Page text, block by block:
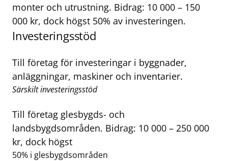
monter och utrustning. Bidrag: 10 000 – 150
000 kr, dock högst 50% av investeringen.
Investeringsstöd
Till företag för investeringar i byggnader,
anläggningar, maskiner och inventarier.
Särskilt investeringsstöd
Till företag glesbygds- och
landsbygdsområden. Bidrag: 10 000 – 250 000
kr, dock högst
50% i glesbygdsområden